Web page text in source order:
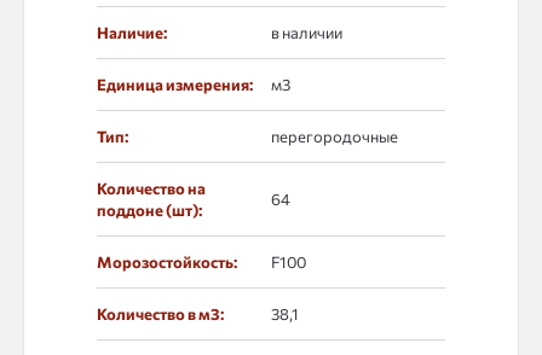
Наличие: в наличии
Единица измерения: м3
Тип: перегородочные
Количество на
поддоне (шт):
64
Морозостойкость: F100
Количество в м3: 38,1